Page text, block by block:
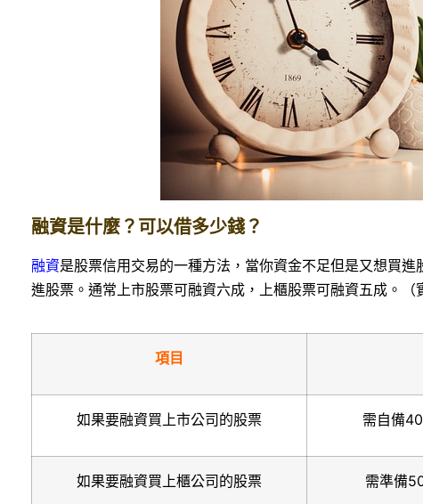
融資是什麼？可以借多少錢？
融資是股票信用交易的一種方法，當你資金不足但是又想買
進股票。通常上市股票可融資六成，上櫃股票可融資五成。（
項目
如果要融資買上市公司的股票 需自備
如果要融資買上櫃公司的股票 需準備